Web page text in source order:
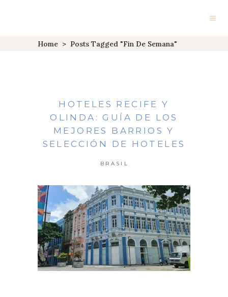
Home > Posts Tagged "fin De Semana"
HOTELES RECIFE Y
OLINDA: GUÍA DE LOS
MEJORES BARRIOS Y
SELECCIÓN DE HOTELES
BRASIL